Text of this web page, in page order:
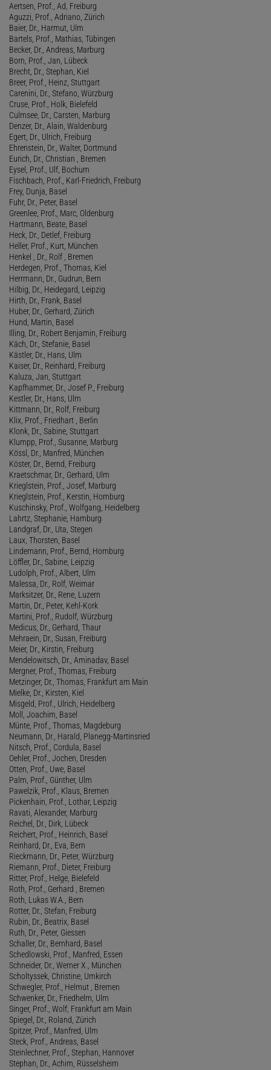
Aertsen, Prof., Ad, Freiburg
Aguzzi, Prof., Adriano, Zürich
Baier, Dr., Harmut, Ulm
Bartels, Prof., Mathias, Tübingen
Becker, Dr., Andreas, Marburg
Born, Prof., Jan, Lübeck
Brecht, Dr., Stephan, Kiel
Breer, Prof., Heinz, Stuttgart
Carenini, Dr., Stefano, Würzburg
Cruse, Prof., Holk, Bielefeld
Culmsee, Dr., Carsten, Marburg
Denzer, Dr., Alain, Waldenburg
Egert, Dr., Ulrich, Freiburg
Ehrenstein, Dr., Walter, Dortmund
Eurich, Dr., Christian , Bremen
Eysel, Prof., Ulf, Bochum
Fischbach, Prof., Karl-Friedrich, Freiburg
Frey, Dunja, Basel
Fuhr, Dr., Peter, Basel
Greenlee, Prof., Marc, Oldenburg
Hartmann, Beate, Basel
Heck, Dr., Detlef, Freiburg
Heller, Prof., Kurt, München
Henkel , Dr., Rolf , Bremen
Herdegen, Prof., Thomas, Kiel
Herrmann, Dr., Gudrun, Bern
Hilbig, Dr., Heidegard, Leipzig
Hirth, Dr., Frank, Basel
Huber, Dr., Gerhard, Zürich
Hund, Martin, Basel
Illing, Dr., Robert Benjamin, Freiburg
Käch, Dr., Stefanie, Basel
Kästler, Dr., Hans, Ulm
Kaiser, Dr., Reinhard, Freiburg
Kaluza, Jan, Stuttgart
Kapfhammer, Dr., Josef P., Freiburg
Kestler, Dr., Hans, Ulm
Kittmann, Dr., Rolf, Freiburg
Klix, Prof., Friedhart , Berlin
Klonk, Dr., Sabine, Stuttgart
Klumpp, Prof., Susanne, Marburg
Kössl, Dr., Manfred, München
Köster, Dr., Bernd, Freiburg
Kraetschmar, Dr., Gerhard, Ulm
Krieglstein, Prof., Josef, Marburg
Krieglstein, Prof., Kerstin, Homburg
Kuschinsky, Prof., Wolfgang, Heidelberg
Lahrtz, Stephanie, Hamburg
Landgraf, Dr., Uta, Stegen
Laux, Thorsten, Basel
Lindemann, Prof., Bernd, Homburg
Löffler, Dr., Sabine, Leipzig
Ludolph, Prof., Albert, Ulm
Malessa, Dr., Rolf, Weimar
Marksitzer, Dr., Rene, Luzern
Martin, Dr., Peter, Kehl-Kork
Martini, Prof., Rudolf, Würzburg
Medicus, Dr., Gerhard, Thaur
Mehraein, Dr., Susan, Freiburg
Meier, Dr., Kirstin, Freiburg
Mendelowitsch, Dr., Aminadav, Basel
Mergner, Prof., Thomas, Freiburg
Metzinger, Dr., Thomas, Frankfurt am Main
Mielke, Dr., Kirsten, Kiel
Misgeld, Prof., Ulrich, Heidelberg
Moll, Joachim, Basel
Münte, Prof., Thomas, Magdeburg
Neumann, Dr., Harald, Planegg-Martinsried
Nitsch, Prof., Cordula, Basel
Oehler, Prof., Jochen, Dresden
Otten, Prof., Uwe, Basel
Palm, Prof., Günther, Ulm
Pawelzik, Prof., Klaus, Bremen
Pickenhain, Prof., Lothar, Leipzig
Ravati, Alexander, Marburg
Reichel, Dr., Dirk, Lübeck
Reichert, Prof., Heinrich, Basel
Reinhard, Dr., Eva, Bern
Rieckmann, Dr., Peter, Würzburg
Riemann, Prof., Dieter, Freiburg
Ritter, Prof., Helge, Bielefeld
Roth, Prof., Gerhard , Bremen
Roth, Lukas W.A., Bern
Rotter, Dr., Stefan, Freiburg
Rubin, Dr., Beatrix, Basel
Ruth, Dr., Peter, Giessen
Schaller, Dr., Bernhard, Basel
Schedlowski, Prof., Manfred, Essen
Schneider, Dr., Werner X., München
Scholtyssek, Christine, Umkirch
Schwegler, Prof., Helmut , Bremen
Schwenker, Dr., Friedhelm, Ulm
Singer, Prof., Wolf, Frankfurt am Main
Spiegel, Dr., Roland, Zürich
Spitzer, Prof., Manfred, Ulm
Steck, Prof., Andreas, Basel
Steinlechner, Prof., Stephan, Hannover
Stephan, Dr., Achim, Rüsselsheim